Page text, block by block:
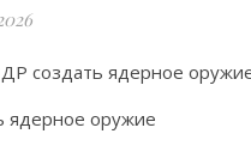
создать ядерное